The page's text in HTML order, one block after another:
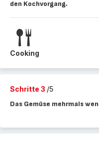
den Kochvorgang.
Cooking
Schritte 3 /5
Das Gemüse mehrmals